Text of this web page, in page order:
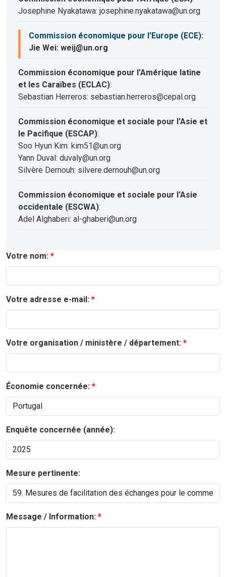
Josephine Nyakatawa: josephine.nyakatawa@un.org
Commission économique pour l'Europe (ECE):
Jie Wei: weij@un.org
Commission économique pour l'Amérique latine
et les Caraïbes (ECLAC):
Sebastian Herreros: sebastian.herreros@cepal.org
Commission économique et sociale pour l'Asie et
le Pacifique (ESCAP):
Soo Hyun Kim: kim51@un.org
Yann Duval: duvaly@un.org
Silvère Dernouh: silvere.dernouh@un.org
Commission économique et sociale pour l'Asie
occidentale (ESCWA):
Adel Alghaberi: al-ghaberi@un.org
Votre nom:
Votre adresse e-mail:
Votre organisation / ministère / département:
Économie concernée:
Enquête concernée (année):
Mesure pertinente:
Message / Information: